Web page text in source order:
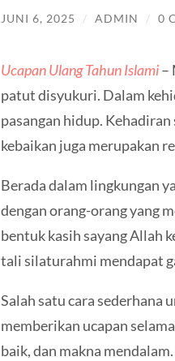
JUNI 6, 2025 / ADMIN / 0
Ucapan Ulang Tahun Islami–
patut disyukuri. Dalam
pasangan hidup.
kebaikan juga merupakan
Berada dalam lingkungan
dengan orang-orang yang
bentuk kasih sayang Allah
tali silaturahmi mendapat
Salah satu cara sederhana
memberikan ucapan
baik, dan makna